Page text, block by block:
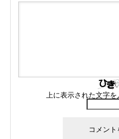
上に表示された文字